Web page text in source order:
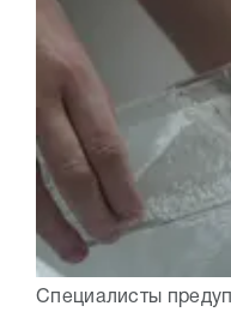
Специалисты